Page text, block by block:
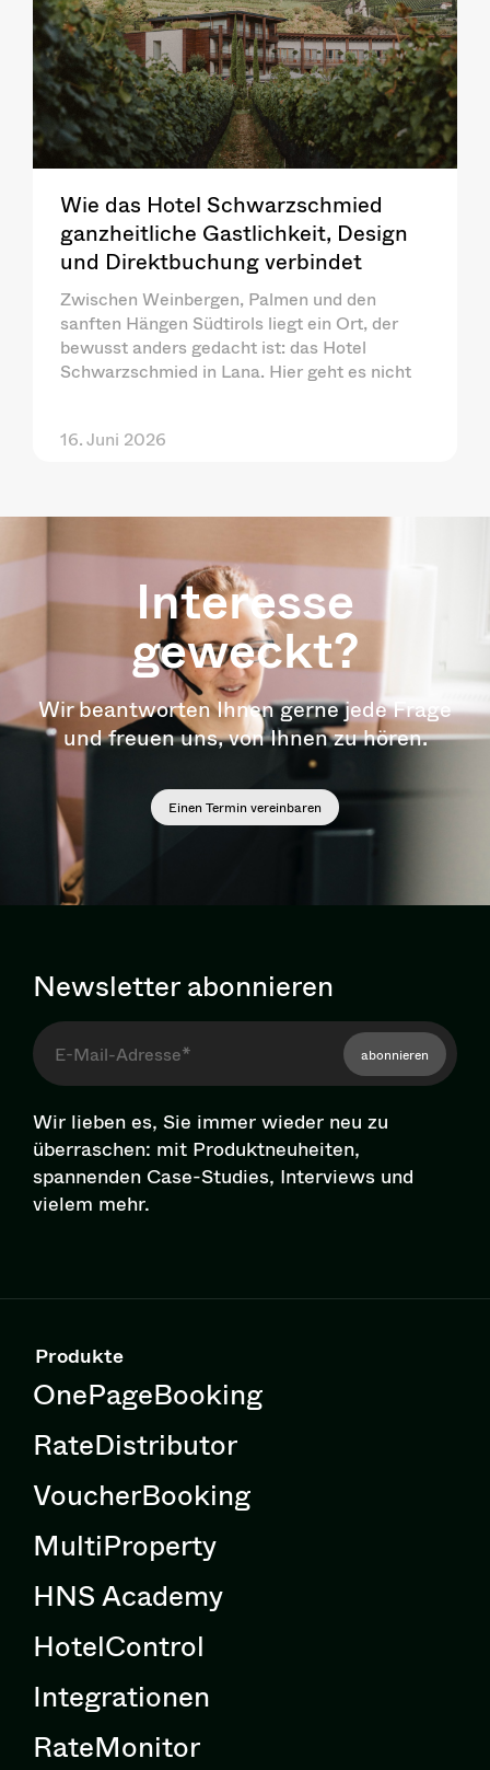
Wie das Hotel Schwarzschmied
ganzheitliche Gastlichkeit, Design
und Direktbuchung verbindet
Zwischen Weinbergen, Palmen und den
sanften Hängen Südtirols liegt ein Ort, der
bewusst anders gedacht ist: das Hotel
Schwarzschmied in Lana. Hier geht es nicht
16. Juni 2026
Interesse
geweckt?
Wir beantworten Ihnen gerne jede Frage
und freuen uns, von Ihnen zu hören.
Einen Termin vereinbaren
Newsletter abonnieren
abonnieren
Wir lieben es, Sie immer wieder neu zu
überraschen: mit Pro­dukt­neu­hei­ten,
spannenden Case-Studies, Interviews und
vielem mehr.
Produkte
OnePageBooking
RateDistributor
VoucherBooking
MultiProperty
HNS Academy
HotelControl
Integrationen
RateMonitor